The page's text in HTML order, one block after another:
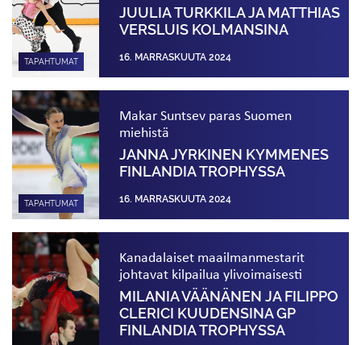
TAPAHTUMAT
JUULIA TURKKILA JA MATTHIAS
VERSLUIS KOLMANSINA
16. MARRASKUUTA 2024
TAPAHTUMAT
Makar Suntsev paras Suomen
miehistä
JANNA JYRKINEN KYMMENES
FINLANDIA TROPHYSSA
16. MARRASKUUTA 2024
Kanadalaiset maailmanmestarit
johtavat kilpailua ylivoimaisesti
MILANIA VÄÄNÄNEN JA FILIPPO
CLERICI KUUDENSINA GP
FINLANDIA TROPHYSSA